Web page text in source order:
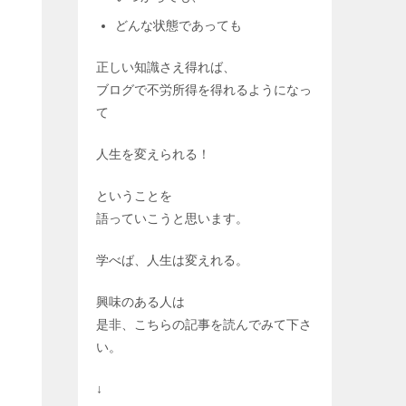
どんな状態であっても
正しい知識さえ得れば、
ブログで不労所得を得れるようになっ
て
人生を変えられる！
ということを
語っていこうと思います。
学べば、人生は変えれる。
興味のある人は
是非、こちらの記事を読んでみて下さ
い。
↓